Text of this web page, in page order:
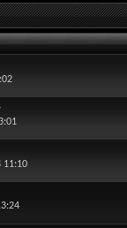
11:10